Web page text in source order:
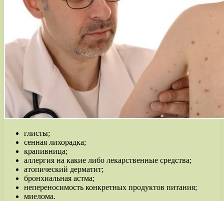
глисты;
сенная лихорадка;
крапивница;
аллергия на какие либо лекарственные средства;
атопический дерматит;
бронхиальная астма;
непереносимость конкретных продуктов питания;
миелома.